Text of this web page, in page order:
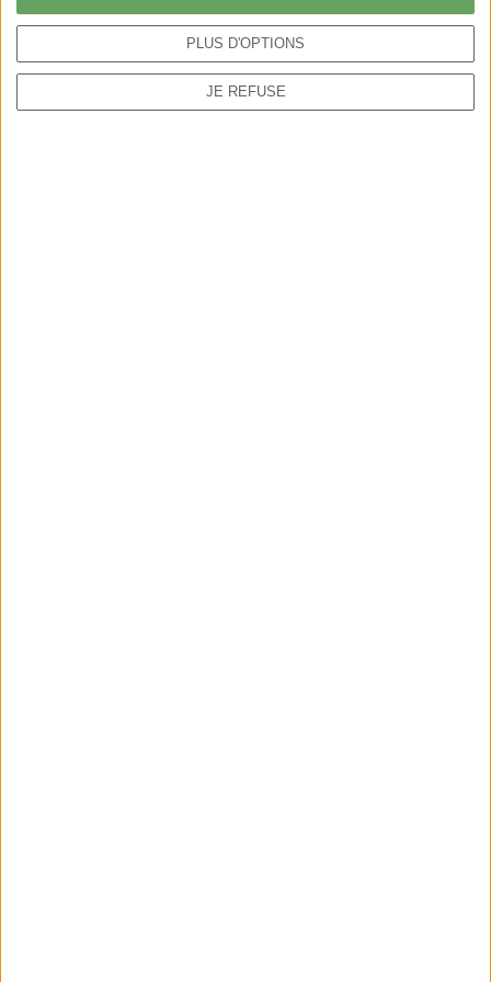
PLUS D'OPTIONS
JE REFUSE
de la biodiversité